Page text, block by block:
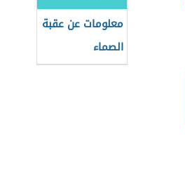
معلومات عن عقبة
الصماء